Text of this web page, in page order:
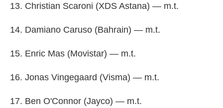
13. Christian Scaroni (XDS Astana) — m.t.
14. Damiano Caruso (Bahrain) — m.t.
15. Enric Mas (Movistar) — m.t.
16. Jonas Vingegaard (Visma) — m.t.
17. Ben O'Connor (Jayco) — m.t.